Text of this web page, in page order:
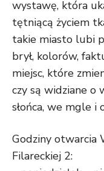
wystawę, która
tętniącą życiem
takie miasto lubi
brył, kolorów,
miejsc, które
czy są widziane o
słońca, we mgle i
Godziny otwarcia
Filareckiej 2: